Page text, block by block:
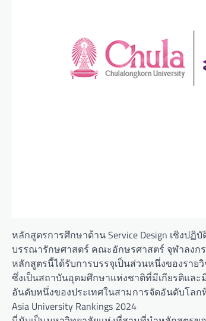
หลักสูตรการศึกษาด้าน Service Design เชิงปฏิ
บรรณารักษศาสตร์ คณะอักษรศาสตร์ จุฬาลงก
หลักสูตรนี้ได้รับการบรรจุเป็นส่วนหนึ่งของรา
ซึ่งเป็นสถาบันอุดมศึกษาแห่งชาติที่มีเกียรติและ
อันดับหนึ่งของประเทศในสามการจัดอันดับโลกที่
Asia University Rankings 2024